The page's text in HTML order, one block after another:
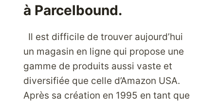
à Parcelbound.
Il est difficile de trouver aujourd’hui
un magasin en ligne qui propose une
gamme de produits aussi vaste et
diversifiée que celle d’Amazon USA.
Après sa création en 1995 en tant que